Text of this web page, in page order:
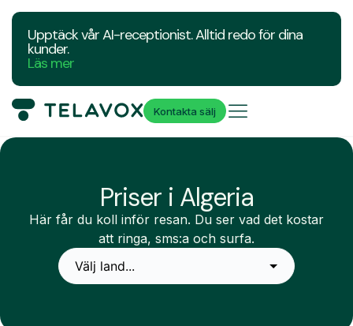
Upptäck vår AI-receptionist. Alltid redo för dina
kunder.
Läs mer
Kontakta sälj
Priser i Algeria
Här får du koll inför resan. Du ser vad det kostar
att ringa, sms:a och surfa.